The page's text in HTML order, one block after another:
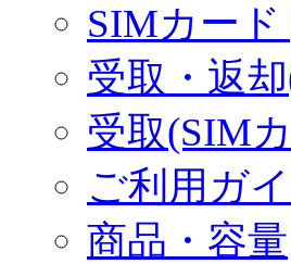
SIMカー
受取・返
受取(SIM
ご利用ガ
商品・容量